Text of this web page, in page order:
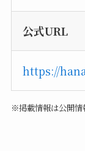
公式URL
https://
※掲載情報は公開情